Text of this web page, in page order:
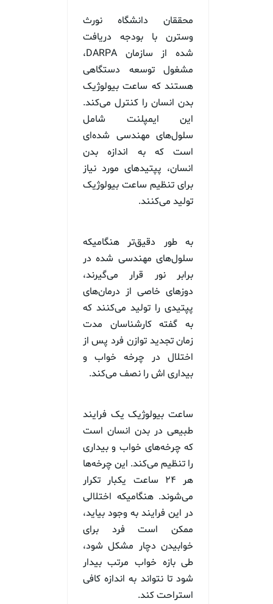
محققان دانشگاه نورث
وسترن با بودجه دریافت
شده از سازمان DARPA،
مشغول توسعه دستگاهی
هستند که ساعت بیولوژیک
بدن انسان را کنترل می‌کند.
این ایمپلنت شامل
سلول‌های مهندسی شده‌ای
است که به اندازه بدن
انسان، پپتیدهای مورد نیاز
برای تنظیم ساعت بیولوژیک
تولید می‌کنند.
به طور دقیق‌تر هنگامیکه
سلول‌های مهندسی شده در
برابر نور قرار می‌گیرند،
دوزهای خاصی از درمان‌های
پپتیدی را تولید می‌کنند که
به گفته کارشناسان مدت
زمان تجدید توازن فرد پس از
اختلال در چرخه خواب و
بیداری اش را نصف می‌کند.
ساعت بیولوژیک یک فرایند
طبیعی در بدن انسان است
که چرخه‌های خواب و بیداری
را تنظیم می‌کند. این چرخه‌ها
هر ۲۴ ساعت یکبار تکرار
می‌شوند. هنگامیکه اختلالی
در این فرایند به وجود بیاید،
ممکن است فرد برای
خوابیدن دچار مشکل شود،
طی بازه خواب مرتب بیدار
شود تا نتواند به اندازه کافی
استراحت کند.